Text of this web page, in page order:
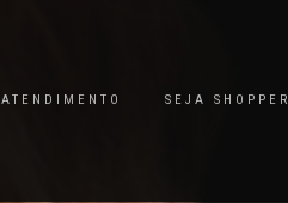
ATENDIMENTO SEJA SHOPPER